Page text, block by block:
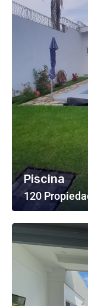
Piscina
120
Ver Todas